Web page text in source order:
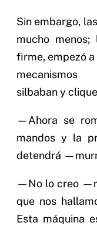
Sin embargo,
mucho
firme, empezó
mecanismos
silbaban y
—Ahora se
mandos y la
detendrá
—No lo creo
que nos
Esta máquina